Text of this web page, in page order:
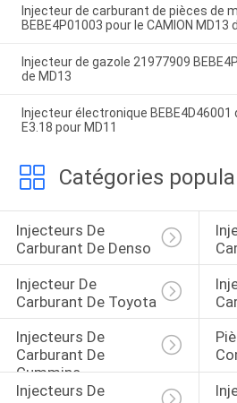
Injecteur de carburant de pièces de
BEBE4P01003 pour le CAMION MD13
Injecteur de gazole 21977909
de MD13
Injecteur électronique
E3.18 pour MD11
Catégories
Injecteurs De
Carburant De Denso
Injecteur De
Carburant De Toyota
Injecteurs De
Carburant De
Cummins
Injecteurs De